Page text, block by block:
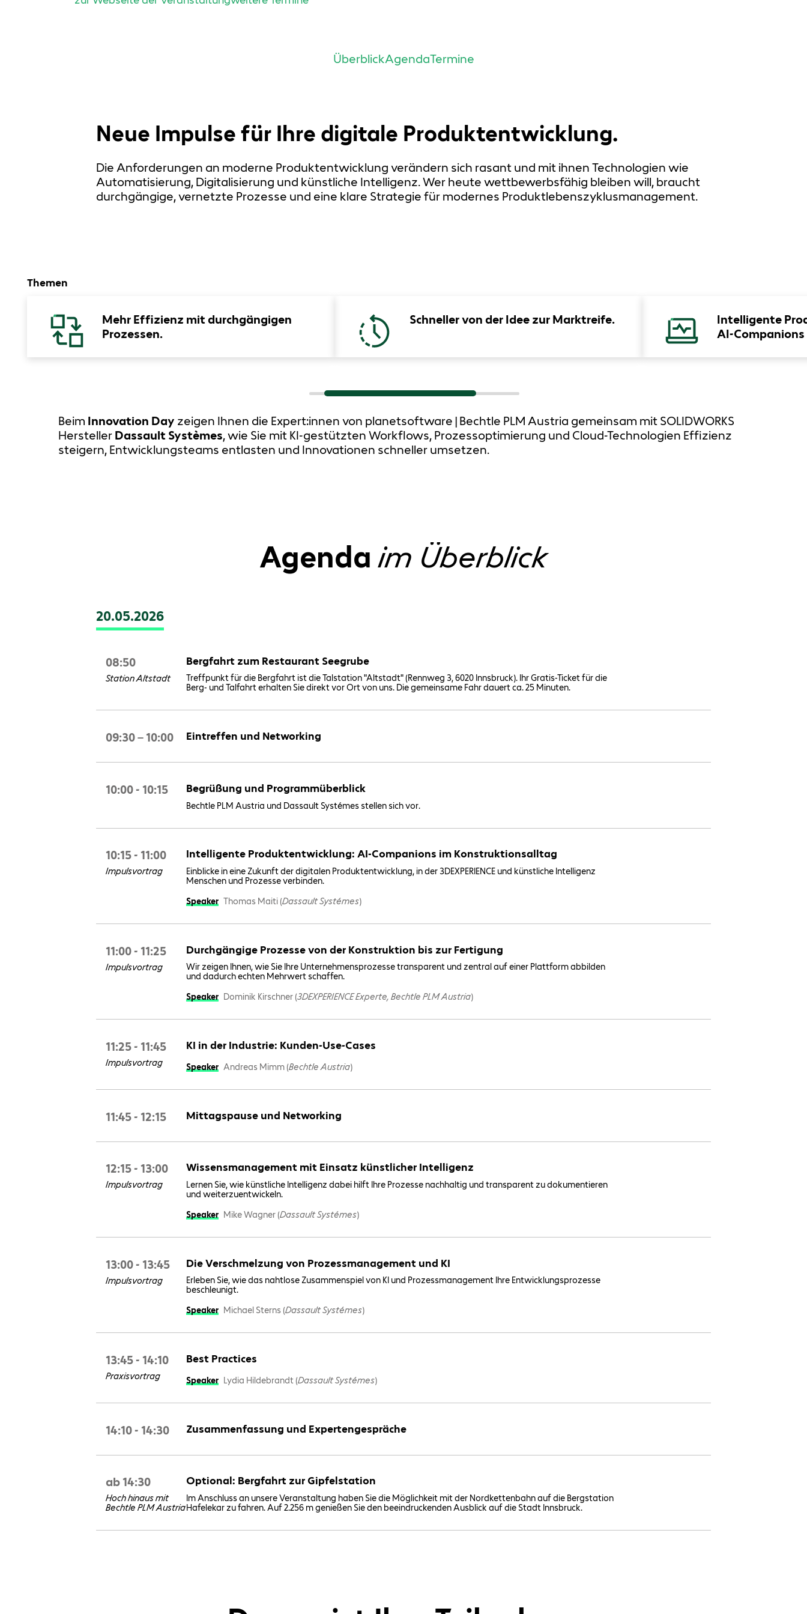
ÜberblickAgendaTermine
Neue Impulse für Ihre digitale Produktentwicklung.
Die Anforderungen an moderne Produktentwicklung verändern sich rasant und mit ihnen Technologien wie
Automatisierung, Digitalisierung und künstliche Intelligenz. Wer heute wettbewerbsfähig bleiben will, braucht
durchgängige, vernetzte Prozesse und eine klare Strategie für modernes Produktlebenszyklusmanagement.
Themen
Mehr Effizienz mit durchgängigen
Prozessen.
Schneller von der Idee zur Marktreife.
Intelligente
AI-Companions
Beim Innovation Day zeigen Ihnen die Expert:innen von planetsoftware | Bechtle PLM Austria gemeinsam mit SOLIDWORKS
Hersteller Dassault Systèmes, wie Sie mit KI-gestützten Workflows, Prozessoptimierung und Cloud-Technologien Effizienz
steigern, Entwicklungsteams entlasten und Innovationen schneller umsetzen.
Agenda im Überblick
20.05.2026
08:50
Station Altstadt
Bergfahrt zum Restaurant Seegrube
Treffpunkt für die Bergfahrt ist die Talstation "Altstadt" (Rennweg 3, 6020 Innsbruck). Ihr Gratis-Ticket für die
Berg- und Talfahrt erhalten Sie direkt vor Ort von uns. Die gemeinsame Fahr dauert ca. 25 Minuten.
09:30 – 10:00 Eintreffen und Networking
10:00 - 10:15 Begrüßung und Programmüberblick
Bechtle PLM Austria und Dassault Systémes stellen sich vor.
10:15 - 11:00
Impulsvortrag
Intelligente Produktentwicklung: AI-Companions im Konstruktionsalltag
Einblicke in eine Zukunft der digitalen Produktentwicklung, in der 3DEXPERIENCE und künstliche Intelligenz
Menschen und Prozesse verbinden.
Speaker Thomas Maiti (Dassault Systémes)
11:00 - 11:25
Impulsvortrag
Durchgängige Prozesse von der Konstruktion bis zur Fertigung
Wir zeigen Ihnen, wie Sie Ihre Unternehmensprozesse transparent und zentral auf einer Plattform abbilden
und dadurch echten Mehrwert schaffen.
Speaker Dominik Kirschner (3DEXPERIENCE Experte, Bechtle PLM Austria)
11:25 - 11:45
Impulsvortrag
KI in der Industrie: Kunden-Use-Cases
Speaker Andreas Mimm (Bechtle Austria)
11:45 - 12:15 Mittagspause und Networking
12:15 - 13:00
Impulsvortrag
Wissensmanagement mit Einsatz künstlicher Intelligenz
Lernen Sie, wie künstliche Intelligenz dabei hilft Ihre Prozesse nachhaltig und transparent zu dokumentieren
und weiterzuentwickeln.
Speaker Mike Wagner (Dassault Systémes)
13:00 - 13:45
Impulsvortrag
Die Verschmelzung von Prozessmanagement und KI
Erleben Sie, wie das nahtlose Zusammenspiel von KI und Prozessmanagement Ihre Entwicklungsprozesse
beschleunigt.
Speaker Michael Sterns (Dassault Systémes)
13:45 - 14:10
Praxisvortrag
Best Practices
Speaker Lydia Hildebrandt (Dassault Systémes)
14:10 - 14:30 Zusammenfassung und Expertengespräche
ab 14:30
Hoch hinaus mit
Bechtle PLM Austria
Optional: Bergfahrt zur Gipfelstation
Im Anschluss an unsere Veranstaltung haben Sie die Möglichkeit mit der Nordkettenbahn auf die Bergstation
Hafelekar zu fahren. Auf 2.256 m genießen Sie den beeindruckenden Ausblick auf die Stadt Innsbruck.